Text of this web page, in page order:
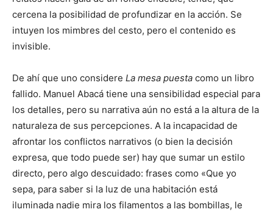
cercena la posibilidad de profundizar en la acción. Se
intuyen los mimbres del cesto, pero el contenido es
invisible.
De ahí que uno considere La mesa puesta como un libro
fallido. Manuel Abacá tiene una sensibilidad especial para
los detalles, pero su narrativa aún no está a la altura de la
naturaleza de sus percepciones. A la incapacidad de
afrontar los conflictos narrativos (o bien la decisión
expresa, que todo puede ser) hay que sumar un estilo
directo, pero algo descuidado: frases como «Que yo
sepa, para saber si la luz de una habitación está
iluminada nadie mira los filamentos a las bombillas, le